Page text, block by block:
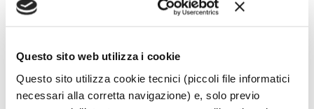
Questo sito web utilizza i cookie
Questo sito utilizza cookie tecnici (piccoli file informatici
necessari alla corretta navigazione) e, solo previo
L’attacco è contro l’Occidente che, con il suo
“di inculcare nei musulmani l’ammirazione e il senso
dal messaggio monoteistico dei profeti Abramo e
Muhammad.